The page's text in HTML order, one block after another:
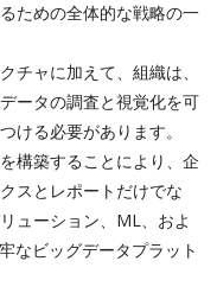
ための全体的な戦略の一
チャに加えて、組織は、
ータの調査と視覚化を可
ける必要があります。
構築することにより、企
スとレポートだけでな
ューション、ML、およ
なビッグデータプラット